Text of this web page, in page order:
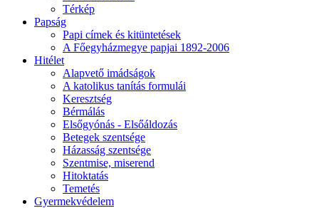
Térkép
Papság
Papi címek és kitüntetések
A Főegyházmegye papjai 1892-2006
Hitélet
Alapvető imádságok
A katolikus tanítás formulái
Keresztség
Bérmálás
Elsőgyónás - Elsőáldozás
Betegek szentsége
Házasság szentsége
Szentmise, miserend
Hitoktatás
Temetés
Gyermekvédelem